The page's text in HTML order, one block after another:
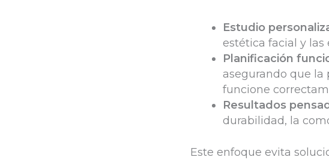
Estudio
estética facial y
Planificación
asegurando que la
funcione
Resultados
durabilidad, la
Este enfoque evita